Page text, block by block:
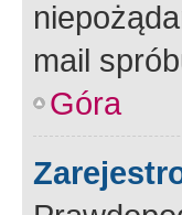
mail
Góra